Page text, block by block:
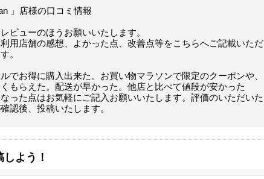
」店様の口コミ情報
ビューのほうお願いいたします。
用店舗の感想、よかった点、改善点等をこちらへご記載いただ
。
でお得に購入出来た。お買い物マラソンで限定のクーポンや、
もらえた。配送が早かった。他店と比べて値段が安かった
った点はお気軽にご記入お願いいたします。評価のいただいた
認後、投稿いたします。
よう！